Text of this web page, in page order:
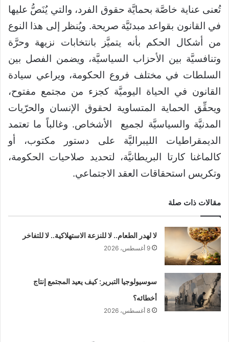
تُعنى عناية خاصَّة بحمايَّة حقوق الفرد، والتي يُنَصُّ عليها
في القانون بقواعد مبدئيَّة صريحة. ويُنظر إلى هذا النوع
من أشكال الحكم بأنه يتميَّز بانتخابات نزيهة وحرَّة
وتنافسيَّة بين الأحزاب السياسيَّة، ويضمن الفصل بين
السلطات في مختلف فروع الحكومة، ويراعي سيادة
القانون في الحياة اليوميَّة كجزء من مجتمع مفتوح،
ويحقِّق الحماية المتساوية لحقوق الإنسان والحرّيات
المدنيَّة والسياسيَّة لجميع الأشخاص. وغالباً ما تعتمد
الديمقراطيات الليبراليَّة على دستور مكتوب، أو
كالماغنا كارتا البريطانيَّة، لتحديد صلاحيات الحكومة،
وتكريس استحقاقات العقد الاجتماعي.
مقالات ذات صلة
لا لهدر الطعام.. لا للنزعة الاستهلاكية.. لا للتفاخر
9 أغسطس، 2026
سوسيولوجيا التبرير: كيف يعيد المجتمع إنتاج
أخطائه؟
8 أغسطس، 2026